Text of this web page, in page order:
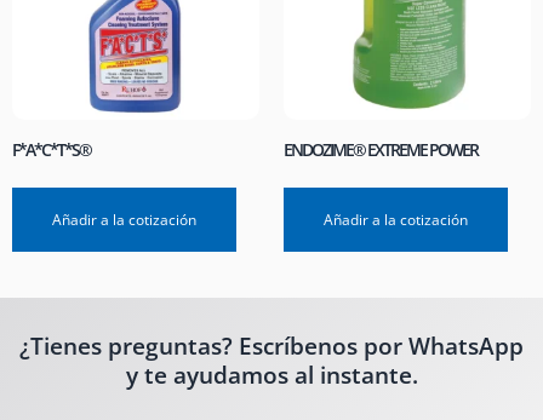
F*A*C*T*S®
Añadir a la cotización
ENDOZIME® EXTREME POWER
Añadir a la cotización
¿Tienes preguntas? Escríbenos por WhatsApp
y te ayudamos al instante.